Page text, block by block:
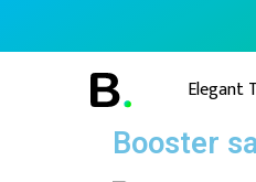
Elegant
Booster